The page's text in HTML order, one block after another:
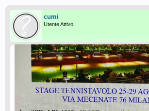
cumi
Utente Attivo